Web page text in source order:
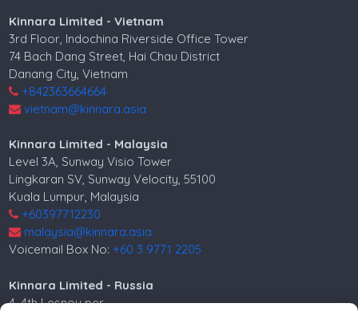
Kinnara Limited - Vietnam
3rd Floor, Indochina Riverside Office Tower
74 Bach Dang Street, Hai Chau District
Danang City, Vietnam
+842363664664
vietnam@kinnara.asia
Kinnara Limited - Malaysia
Level 3A, Sunway Visio Tower
Lingkaran SV, Sunway Velocity, 55100
Kuala Lumpur, Malaysia
+60397712230
malaysia@kinnara.asia
Voicemail Box No:+60 3 9771 2205
Kinnara Limited - Russia
4, 4th Lesnoy per.